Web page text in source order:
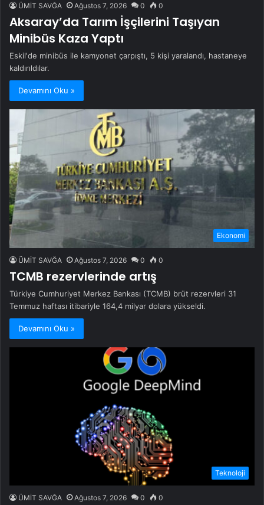
ÜMİT SAVĞA Ağustos 7, 2026 0 0
Aksaray’da Tarım İşçilerini Taşıyan
Minibüs Kaza Yaptı
Eskil'de minibüs ile kamyonet çarpıştı, 5 kişi yaralandı, hastaneye
kaldırıldılar.
Devamını Oku »
Ekonomi
ÜMİT SAVĞA Ağustos 7, 2026 0 0
TCMB rezervlerinde artış
Türkiye Cumhuriyet Merkez Bankası (TCMB) brüt rezervleri 31
Temmuz haftası itibariyle 164,4 milyar dolara yükseldi.
Devamını Oku »
Teknoloji
ÜMİT SAVĞA Ağustos 7, 2026 0 0